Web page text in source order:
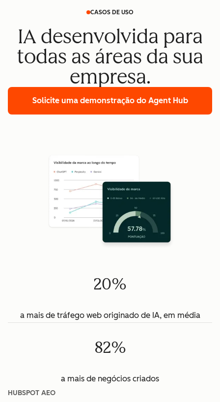
CASOS DE USO
IA desenvolvida para
todas as áreas da sua
empresa.
Solicite uma demonstração do Agent Hub
20%
a mais de tráfego web originado de IA, em média
82%
a mais de negócios criados
HUBSPOT AEO